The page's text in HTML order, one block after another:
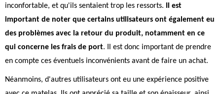
inconfortable, et qu'ils sentaient trop les ressorts.
Il est
important de noter que certains utilisateurs ont également eu
des problèmes avec la retour du produit, notamment en ce
qui concerne les frais de port. Il est donc important de prendre
en compte ces éventuels inconvénients avant de faire un achat.
Néanmoins, d'autres utilisateurs ont eu une expérience positive